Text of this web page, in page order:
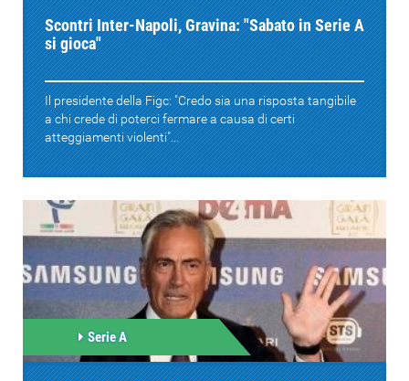
Scontri Inter-Napoli, Gravina: "Sabato in Serie A
si gioca"
Il presidente della Figc: "Credo sia una risposta tangibile
a chi crede di poterci fermare a causa di certi
atteggiamenti violenti"...
Serie A